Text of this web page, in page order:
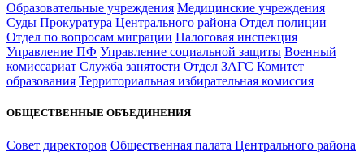
Образовательные учреждения Медицинские учреждения
Суды Прокуратура Центрального района Отдел полиции
Отдел по вопросам миграции Налоговая инспекция
Управление ПФ Управление социальной защиты Военный
комиссариат Служба занятости Отдел ЗАГС Комитет
образования Территориальная избирательная комиссия
ОБЩЕСТВЕННЫЕ ОБЪЕДИНЕНИЯ
Совет директоров Общественная палата Центрального района